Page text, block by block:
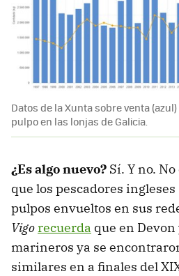
Datos de la Xunta sobre venta
pulpo en las lonjas de Galicia.
¿Es algo nuevo? Sí. Y no.
que los pescadores
pulpos envueltos en sus
Vigorecuerda que en
marineros ya se
similares en a finales del